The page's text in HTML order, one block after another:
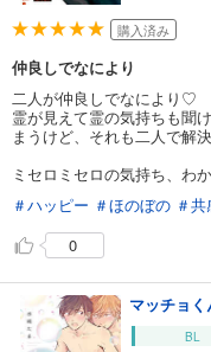
購入済み
仲良しでなにより
二人が仲良しでなにより♡
霊が見えて霊の気持ちも聞
まうけど、それも二人で解
ミセロミセロの気持ち、わ
＃ハッピー ＃ほのぼの ＃
0
BL